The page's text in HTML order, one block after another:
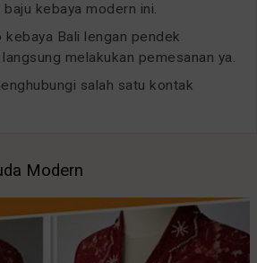
kebaya modern ini.
Bali lengan pendek
melakukan pemesanan ya.
salah satu kontak
Modern